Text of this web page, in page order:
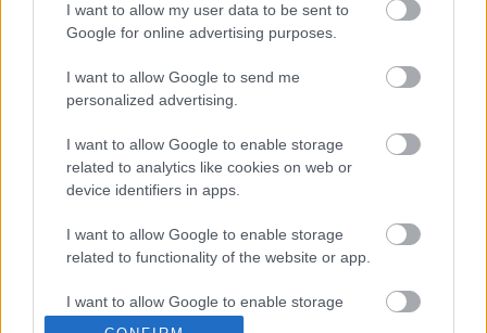
I want to allow my user data to be sent to
Google for online advertising purposes.
I want to allow Google to send me
personalized advertising.
I want to allow Google to enable storage
related to analytics like cookies on web or
device identifiers in apps.
I want to allow Google to enable storage
related to functionality of the website or app.
I want to allow Google to enable storage
related to personalization.
(Forrás: RS9 Színház)